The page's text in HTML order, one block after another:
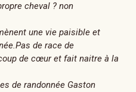
cheval ? non
une vie paisible et
de race de
de cœur et fait naitre à la
de randonnée Gaston